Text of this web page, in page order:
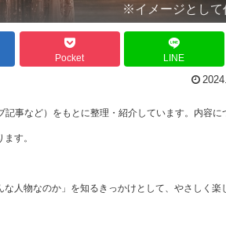
※イメージとして
Pocket LINE
事など）をもとに整理・紹介しています。内容に
す。
人物なのか」を知るきっかけとして、やさしく楽